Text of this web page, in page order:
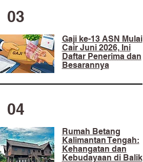
03
Gaji ke-13 ASN Mulai
Cair Juni 2026, Ini
Daftar Penerima dan
Besarannya
04
Rumah Betang
Kalimantan Tengah:
Kehangatan dan
Kebudayaan di Balik